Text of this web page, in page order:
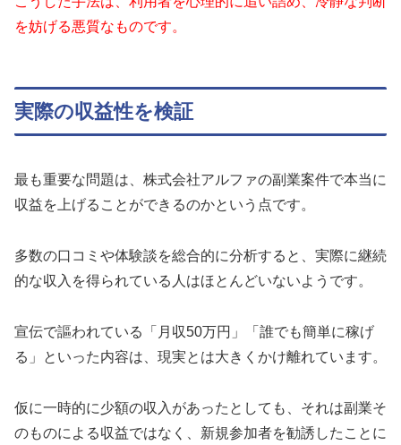
を妨げる悪質なものです。
実際の収益性を検証
最も重要な問題は、株式会社アルファの副業案件で本当に
収益を上げることができるのかという点です。
多数の口コミや体験談を総合的に分析すると、実際に継続
的な収入を得られている人はほとんどいないようです。
宣伝で謳われている「月収50万円」「誰でも簡単に稼げ
る」といった内容は、現実とは大きくかけ離れています。
仮に一時的に少額の収入があったとしても、それは副業そ
のものによる収益ではなく、新規参加者を勧誘したことに